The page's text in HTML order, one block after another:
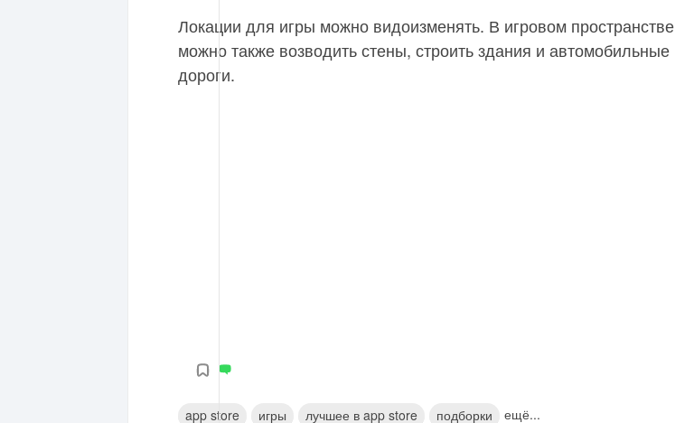
Локации для игры можно видоизменять. В игровом пространстве
можно также возводить стены, строить здания и автомобильные
дороги.
app store игры лучшее в app store подборки ещё...